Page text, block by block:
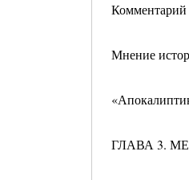
Мнение
ГЛАВА 3.